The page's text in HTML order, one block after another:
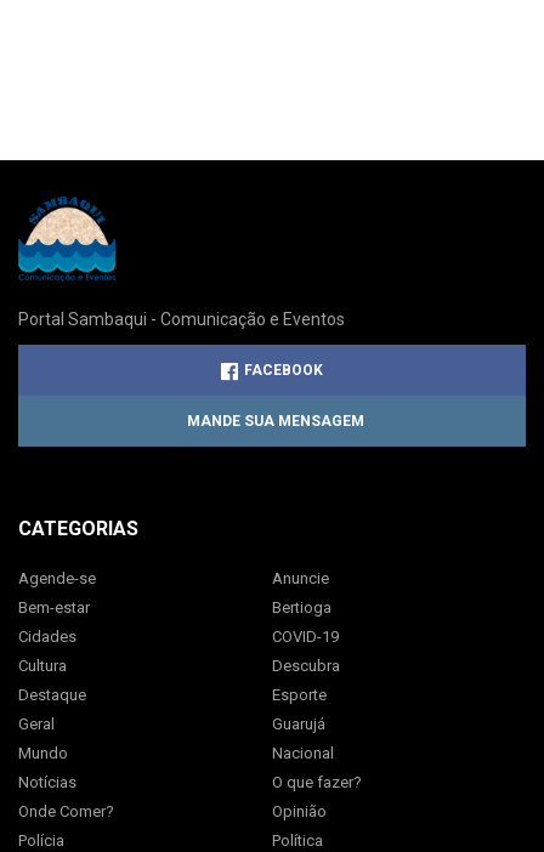
Portal Sambaqui - Comunicação e Eventos
FACEBOOK
MANDE SUA MENSAGEM
CATEGORIAS
Agende-se
Anuncie
Bem-estar
Bertioga
Cidades
COVID-19
Cultura
Descubra
Destaque
Esporte
Geral
Guarujá
Mundo
Nacional
Notícias
O que fazer?
Onde Comer?
Opinião
Polícia
Política